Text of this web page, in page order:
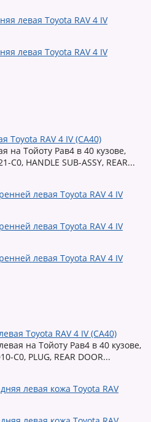
Toyota RAV 4 IV (CA40)
на Тойоту Рав4 в 40 кузове,
HANDLE SUB-ASSY, REAR...
Toyota RAV 4 IV (CA40)
на Тойоту Рав4 в 40 кузове,
C0, PLUG, REAR DOOR...